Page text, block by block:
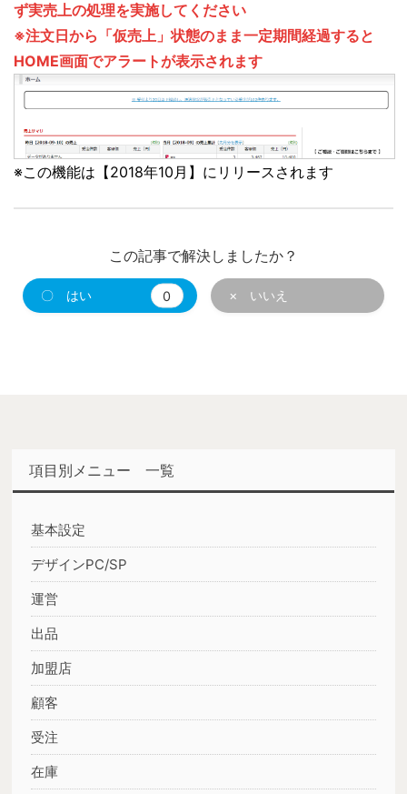
ず実売上の処理を実施してください
※注文日から「仮売上」状態のまま一定期間経過すると
HOME画面でアラートが表示されます
※この機能は【2018年10月】にリリースされます
この記事で解決しましたか？
〇 はい 0 × いいえ
項目別メニュー 一覧
基本設定
デザインPC/SP
運営
出品
加盟店
顧客
受注
在庫